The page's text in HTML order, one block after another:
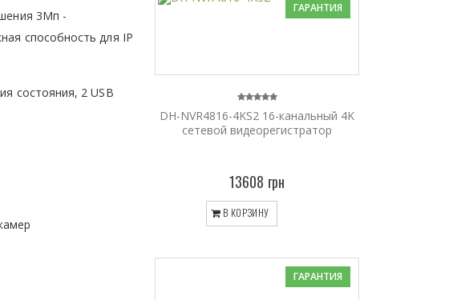
3Мп -
способность для IP
состояния, 2 USB
ГАРАНТИЯ
DH-NVR4816-4KS2 16-канальный 4K
сетевой видеорегистратор
13608 грн
В КОРЗИНУ
ГАРАНТИЯ